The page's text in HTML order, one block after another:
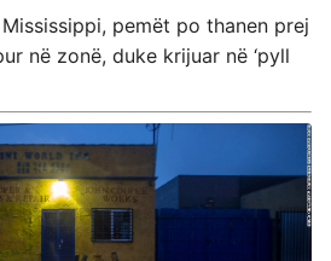
pemët po thanen prej
në zonë, duke krijuar në ‘pyll